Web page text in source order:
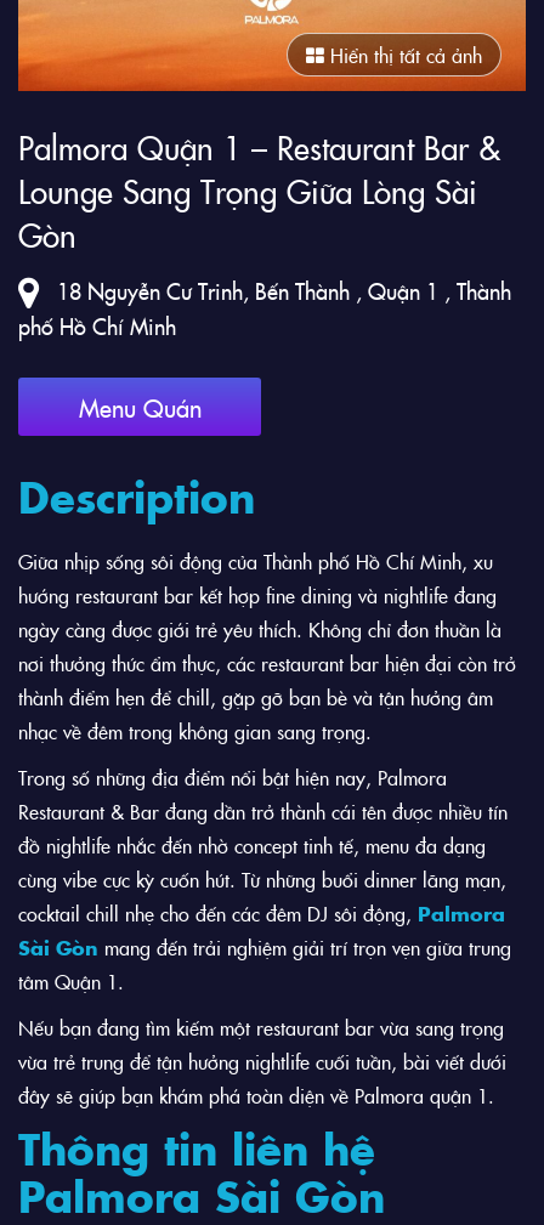
Hiển thị tất cả ảnh
Palmora Quận 1 – Restaurant Bar &
Lounge Sang Trọng Giữa Lòng Sài
Gòn
18 Nguyễn Cư Trinh, Bến Thành , Quận 1 , Thành
phố Hồ Chí Minh
Menu Quán
Description
Giữa nhịp sống sôi động của Thành phố Hồ Chí Minh, xu
hướng restaurant bar kết hợp fine dining và nightlife đang
ngày càng được giới trẻ yêu thích. Không chỉ đơn thuần là
nơi thưởng thức ẩm thực, các restaurant bar hiện đại còn trở
thành điểm hẹn để chill, gặp gỡ bạn bè và tận hưởng âm
nhạc về đêm trong không gian sang trọng.
Trong số những địa điểm nổi bật hiện nay, Palmora
Restaurant & Bar đang dần trở thành cái tên được nhiều tín
đồ nightlife nhắc đến nhờ concept tinh tế, menu đa dạng
cùng vibe cực kỳ cuốn hút. Từ những buổi dinner lãng mạn,
cocktail chill nhẹ cho đến các đêm DJ sôi động, Palmora
Sài Gòn mang đến trải nghiệm giải trí trọn vẹn giữa trung
tâm Quận 1.
Nếu bạn đang tìm kiếm một restaurant bar vừa sang trọng
vừa trẻ trung để tận hưởng nightlife cuối tuần, bài viết dưới
đây sẽ giúp bạn khám phá toàn diện về Palmora quận 1.
Thông tin liên hệ
Palmora Sài Gòn